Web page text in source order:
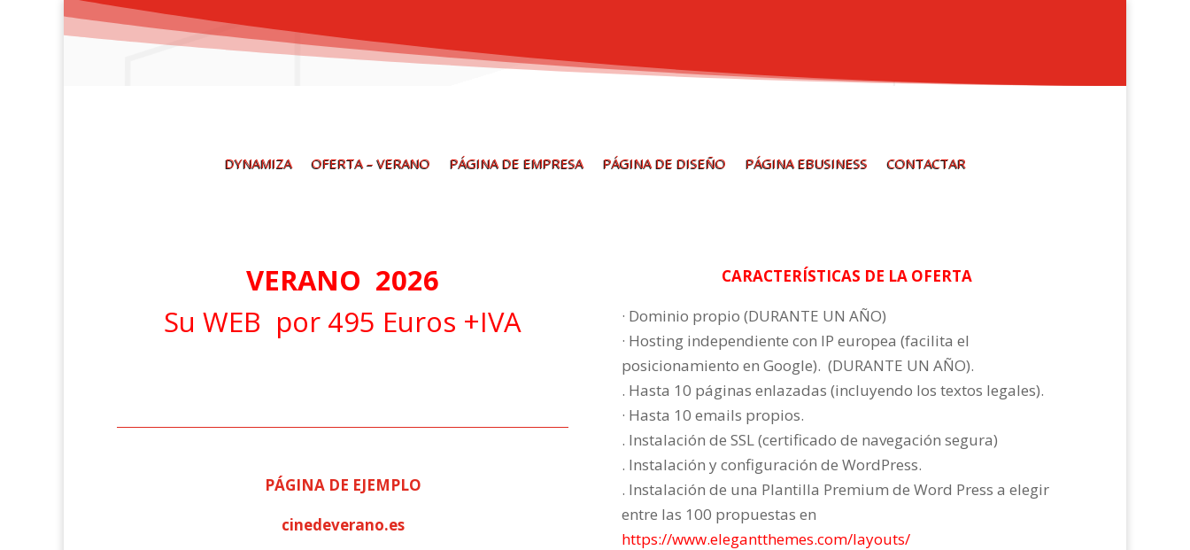
DYNAMIZA OFERTA – VERANO PÁGINA DE EMPRESA PÁGINA DE DISEÑO PÁGINA EBUSINESS CONTACTAR
VERANO 2026
Su WEB por 495 Euros +IVA
PÁGINA DE EJEMPLO
cinedeverano.es
CARACTERÍSTICAS DE LA OFERTA
· Dominio propio (DURANTE UN AÑO)
· Hosting independiente con IP europea (facilita el
posicionamiento en Google). (DURANTE UN AÑO).
. Hasta 10 páginas enlazadas (incluyendo los textos legales).
· Hasta 10 emails propios.
. Instalación de SSL (certificado de navegación segura)
. Instalación y configuración de WordPress.
. Instalación de una Plantilla Premium de Word Press a elegir
entre las 100 propuestas en
https://www.elegantthemes.com/layouts/